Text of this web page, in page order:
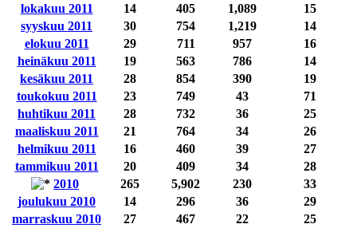
lokakuu 2011
14 405 1,089
15
syyskuu 2011
30 754 1,219
14
elokuu 2011
29 711 957
16
heinäkuu 2011
19 563 786
14
kesäkuu 2011
28 854 390
19
toukokuu 2011
23 749 43
71
huhtikuu 2011
28 732 36
25
maaliskuu 2011
21 764 34
26
helmikuu 2011
16 460 39
27
tammikuu 2011
20 409 34
28
2010
265 5,902 230
33
joulukuu 2010
14 296 36
29
marraskuu 2010
27 467 22
25